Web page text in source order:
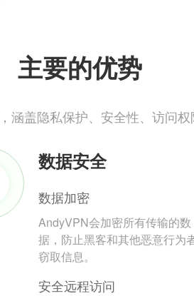
主要的优势
涵盖隐私保护、安全性、访问
数据安全
数据加密
AndyVPN会加密所有传输的数
据，防止黑客和其他恶意行为
窃取信息。
安全远程访问